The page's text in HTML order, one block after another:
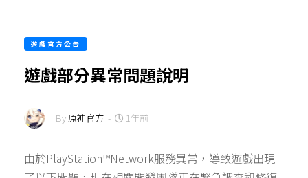
遊戲官方公告
遊戲部分異常問題說明
By原神官方 - 1年前
由於PlayStation™Network服務異常，導致遊戲出現